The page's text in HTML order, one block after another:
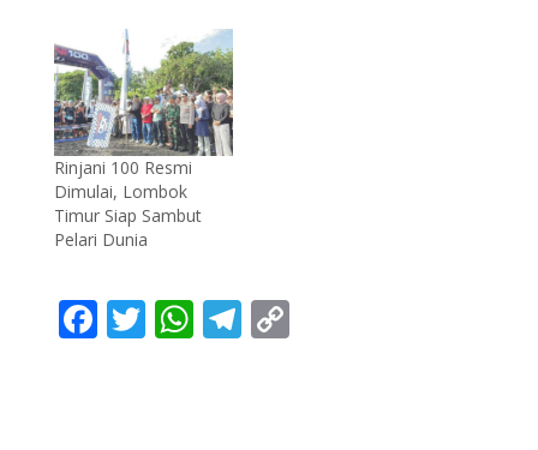
Rinjani 100 Resmi
Dimulai, Lombok
Timur Siap Sambut
Pelari Dunia
F T W T C